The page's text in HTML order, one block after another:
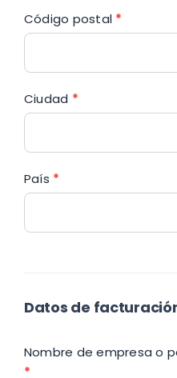
Código postal *
Ciudad *
País *
Datos de
Nombre de empresa o
*